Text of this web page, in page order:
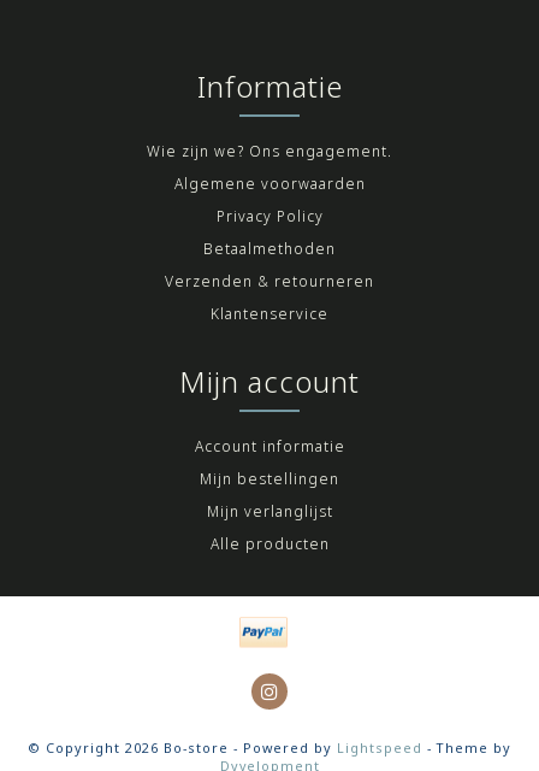
Informatie
Wie zijn we? Ons engagement.
Algemene voorwaarden
Privacy Policy
Betaalmethoden
Verzenden & retourneren
Klantenservice
Mijn account
Account informatie
Mijn bestellingen
Mijn verlanglijst
Alle producten
© Copyright 2026 Bo-store - Powered by Lightspeed - Theme by
Dyvelopment